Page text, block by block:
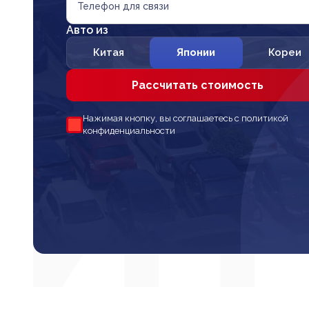
Телефон для связи
Авто из
Китая Японии Кореи
Рассчитать стоимость
Нажимая кнопку, вы соглашаетесь с политикой
конфиденциальности